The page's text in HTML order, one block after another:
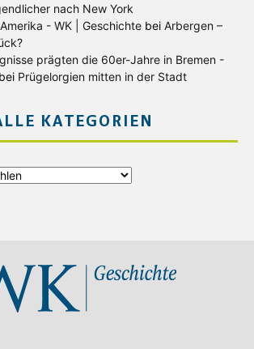
nach New York
- WK | Geschichte bei Arbergen –
prägten die 60er-Jahre in Bremen -
bei Prügelorgien mitten in der Stadt
KATEGORIEN